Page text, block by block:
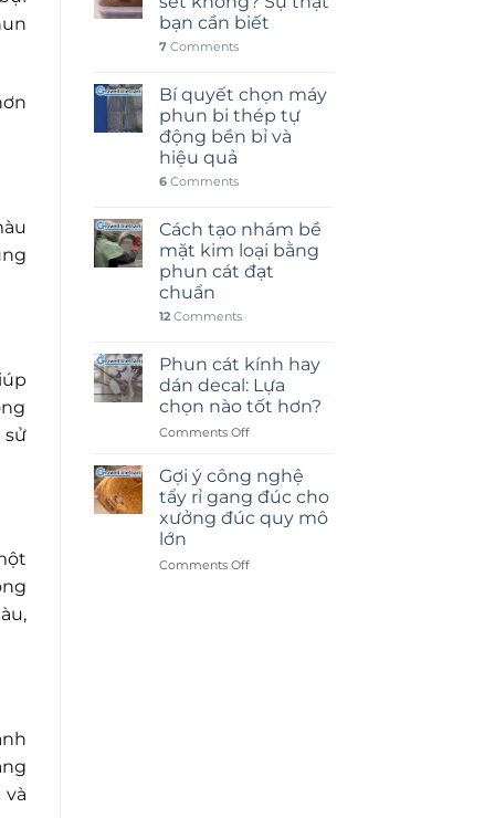
sử
và
bạn cần biết
7Comments
Bí quyết chọn máy
phun bi thép tự
động bền bỉ và
hiệu quả
6Comments
Cách tạo nhám bề
mặt kim loại bằng
phun cát đạt
chuẩn
12Comments
Phun cát kính hay
dán decal: Lựa
chọn nào tốt hơn?
Comments Offon
cát
kính
hay
dán
Lựa
Gợi ý công nghệ
tẩy rỉ gang đúc cho
xưởng đúc quy mô
lớn
Comments Offon